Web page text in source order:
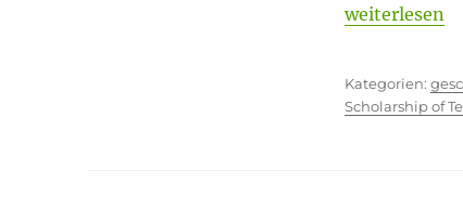
„SoTL –
weiterlesen
Scholarship of